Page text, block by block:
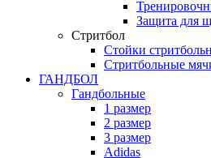
Защита для
Стритбол
Стойки
Стритбольные
ГАНДБОЛ
Гандбольные
1 размер
2 размер
3 размер
Adidas